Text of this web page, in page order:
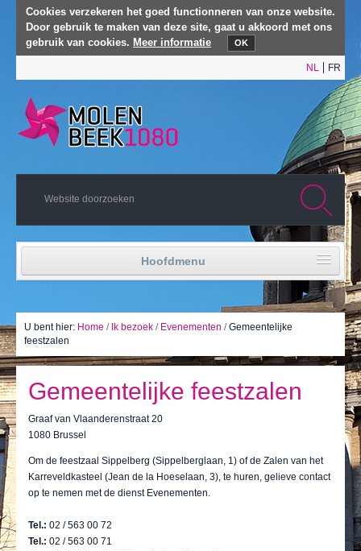
Cookies verzekeren het goed functionneren van onze website.
Door gebruik te maken van deze site, gaat u akkoord met ons
gebruik van cookies. Meer informatie OK
NL FR
Hoofdmenu
Politiek leven
Ik leef
Ik bezoek
Publicaties
Actualiteiten
E-loket / Afspraak maken
Actu
U bent hier: Home / Ik bezoek / Evenementen /Gemeentelijke
feestzalen
Gemeentelijke feestzalen
Graaf van Vlaanderenstraat 20
1080 Brussel
Om de feestzaal Sippelberg (Sippelberglaan, 1) of de Zalen van het
Karreveldkasteel (Jean de la Hoeselaan, 3), te huren, gelieve contact
op te nemen met de dienst Evenementen.
Tel.: 02 / 563 00 72
Tel.: 02 / 563 00 71